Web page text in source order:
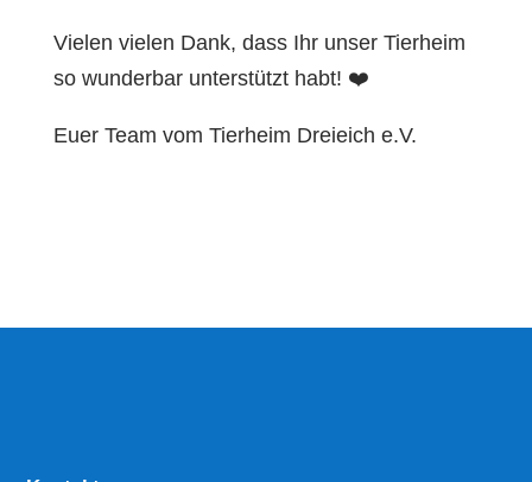
Vielen vielen Dank, dass Ihr unser Tierheim
so wunderbar unterstützt habt! ❤️
Euer Team vom Tierheim Dreieich e.V.